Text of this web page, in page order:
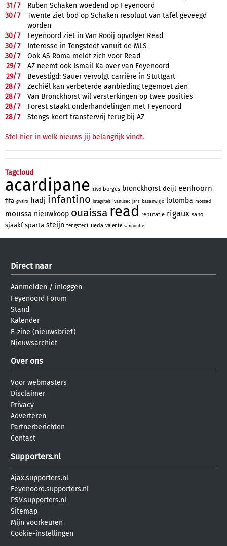
31/7
Ruben Schaken woedend op Feyenoord
30/7
Twente ziet bod op Schaken resoluut van tafel geveegd
worden
30/7
Feyenoord ziet in Van Rooij opvolger Read
30/7
Interesse in Tengstedt vanuit de MLS
30/7
Ook AS Roma meldt zich voor Read
29/7
AZ neemt ook Ismail Ka over van Feyenoord
29/7
Bevestigd: Sauer vervolgt carrière in Stuttgart
28/7
Zechiël kan verbeterde aanbieding tegemoet zien
28/7
Van Bronckhorst wil versterkingen op twee posities
28/7
Forest staakt onderhandelingen met Feyenoord
28/7 Stengs keert transfervrij terug bij AZ
Stel hier in welk nieuws jij belangrijk vindt.
Tagcloud
acardipane aivd borges bronckhorst deijl eenhoorn
fifa givairo hadj infantino integriteit ivanusec jans kasanwirjo lotomba mossad
moussa nieuwkoop ouaissa read reputatie rigaux sano
sjaakf sparta steijn tengstedt ueda valente vanhoutte
Direct naar
Aanmelden / inloggen
Feyenoord Forum
Stand
Kalender
E-zine (nieuwsbrief)
Nieuwsarchief
Over ons
Voor webmasters
Disclaimer
Privacy
Adverteren
Partnerberichten
Contact
Supporters.nl
Ajax.supporters.nl
Feyenoord.supporters.nl
PSV.supporters.nl
Sitemap
Mijn voorkeuren
Cookie-instellingen